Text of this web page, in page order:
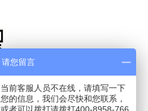
请您留言
当前客服人员不在线，请填写一下
您的信息，我们会尽快和您联系，